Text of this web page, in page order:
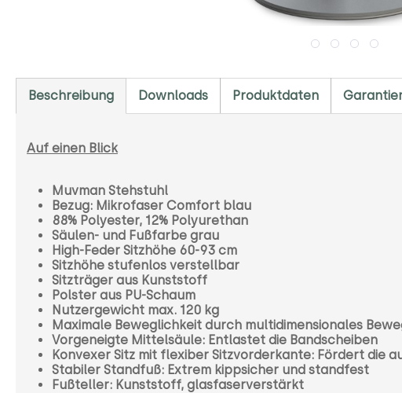
Beschreibung Downloads Produktdaten
Auf einen Blick
Muvman Stehstuhl
Bezug: Mikrofaser Comfort blau
88% Polyester, 12% Polyurethan
Säulen- und Fußfarbe grau
High-Feder Sitzhöhe 60-93 cm
Sitzhöhe stufenlos verstellbar
Sitzträger aus Kunststoff
Polster aus PU-Schaum
Nutzergewicht max. 120 kg
Maximale Beweglichkeit durch multidimensionales
Vorgeneigte Mittelsäule: Entlastet die Bandscheiben
Konvexer Sitz mit flexiber Sitzvorderkante: Fördert die
Stabiler Standfuß: Extrem kippsicher und standfest
Fußteller: Kunststoff, glasfaserverstärkt